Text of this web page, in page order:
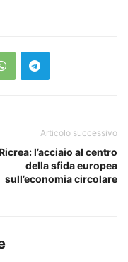
Articolo successivo
l’acciaio al centro
della sfida europea
sull’economia circolare